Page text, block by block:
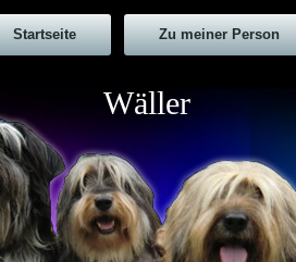
Startseite Zu meiner Person
Wäller